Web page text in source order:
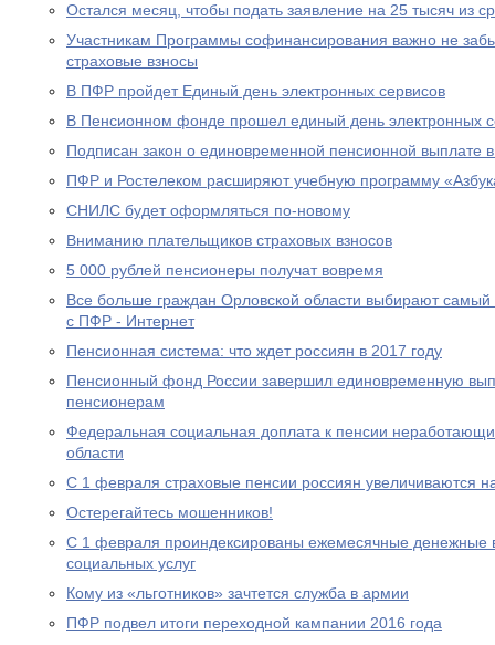
Остался месяц, чтобы подать заявление на 25 тысяч из
Участникам Программы софинансирования важно не
страховые взносы
В ПФР пройдет Единый день электронных сервисов
В Пенсионном фонде прошел единый день электронных
Подписан закон о единовременной пенсионной выплате
ПФР и Ростелеком расширяют учебную программу
СНИЛС будет оформляться по-новому
Вниманию плательщиков страховых взносов
5 000 рублей пенсионеры получат вовремя
Все больше граждан Орловской области выбирают
с ПФР - Интернет
Пенсионная система: что ждет россиян в 2017 году
Пенсионный фонд России завершил единовременную
пенсионерам
Федеральная социальная доплата к пенсии
области
С 1 февраля страховые пенсии россиян увеличиваются
Остерегайтесь мошенников!
С 1 февраля проиндексированы ежемесячные денежные
социальных услуг
Кому из «льготников» зачтется служба в армии
ПФР подвел итоги переходной кампании 2016 года